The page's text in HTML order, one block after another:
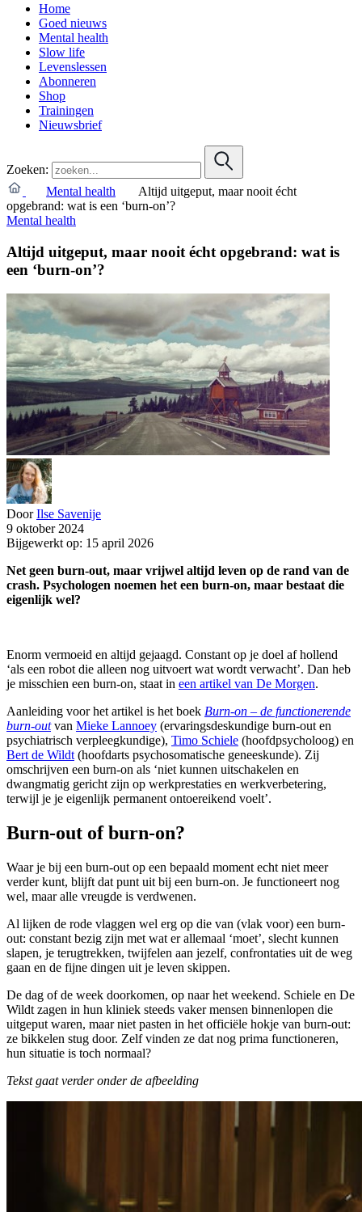
Home
Goed nieuws
Mental health
Slow life
Levenslessen
Abonneren
Shop
Trainingen
Nieuwsbrief
Zoeken:
Mental health
Altijd uitgeput, maar nooit écht
opgebrand: wat is een ‘burn-on’?
Mental health
Altijd uitgeput, maar nooit écht opgebrand: wat is
een ‘burn-on’?
Door Ilse Savenije
9 oktober 2024
Bijgewerkt op: 15 april 2026
Net geen burn-out, maar vrijwel altijd leven op de rand van de
crash. Psychologen noemen het een burn-on, maar bestaat die
eigenlijk wel?
Enorm vermoeid en altijd gejaagd. Constant op je doel af hollend
‘als een robot die alleen nog uitvoert wat wordt verwacht’. Dan heb
je misschien een burn-on, staat in een artikel van De Morgen.
Aanleiding voor het artikel is het boek Burn-on – de functionerende
burn-outvan Mieke Lannoey (ervaringsdeskundige burn-out en
psychiatrisch verpleegkundige), Timo Schiele (hoofdpsycholoog) en
Bert de Wildt (hoofdarts psychosomatische geneeskunde). Zij
omschrijven een burn-on als ‘niet kunnen uitschakelen en
dwangmatig gericht zijn op werkprestaties en werkverbetering,
terwijl je je eigenlijk permanent ontoereikend voelt’.
Burn-out of burn-on?
Waar je bij een burn-out op een bepaald moment echt niet meer
verder kunt, blijft dat punt uit bij een burn-on. Je functioneert nog
wel, maar alle vreugde is verdwenen.
Al lijken de rode vlaggen wel erg op die van (vlak voor) een burn-
out: constant bezig zijn met wat er allemaal ‘moet’, slecht kunnen
slapen, je terugtrekken, twijfelen aan jezelf, confrontaties uit de weg
gaan en de fijne dingen uit je leven skippen.
De dag of de week doorkomen, op naar het weekend. Schiele en De
Wildt zagen in hun kliniek steeds vaker mensen binnenlopen die
uitgeput waren, maar niet pasten in het officiële hokje van burn-out:
ze bikkelen stug door. Zelf vinden ze dat nog prima functioneren,
hun situatie is toch normaal?
Tekst gaat verder onder de afbeelding